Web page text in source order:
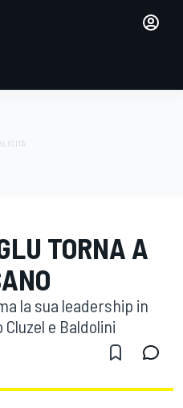
TORNA A
la sua leadership in
e Baldolini